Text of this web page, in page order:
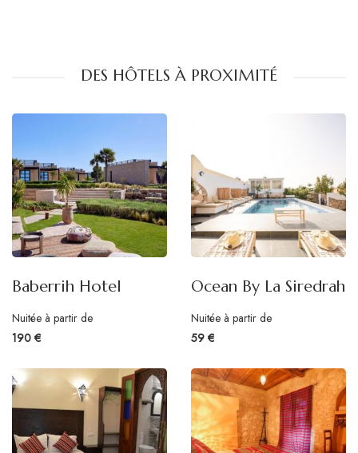
DES HÔTELS À PROXIMITÉ
Baberrih Hotel
Nuitée à partir de
190 €
Ocean By La Siredrah
Nuitée à partir de
59 €